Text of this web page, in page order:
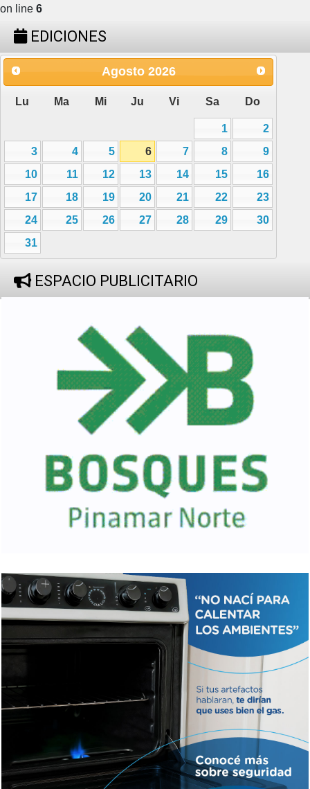
on line 6
EDICIONES
Agosto 2026
Lu Ma Mi Ju Vi Sa Do
1
2
3
4 5 6 7 8
9
10
11 12 13 14 15
16
17
18 19 20 21 22
23
24
25 26 27 28 29
30
31
ESPACIO PUBLICITARIO